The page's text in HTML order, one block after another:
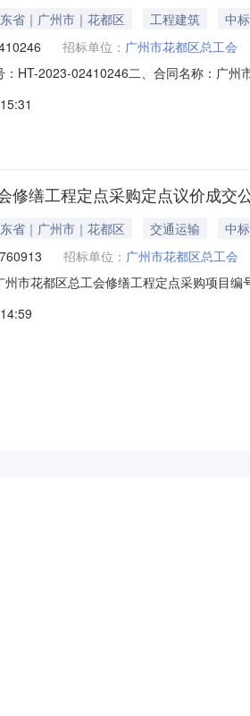
省｜广州市｜花都区 工程建筑
中
招标单位： 广州市花都区总工会
：HT-2023-02410246二、合同名称：广
工程有限公司地址：广州市花都区新雅街
修缮工程定点采购定点议价成交
省｜广州市｜花都区 交通运输
中
招标单位： 广州市花都区总工会
州市花都区总工会修缮工程定点采购项目
泥渣土场外运输排放费(元)：0暂列金额(